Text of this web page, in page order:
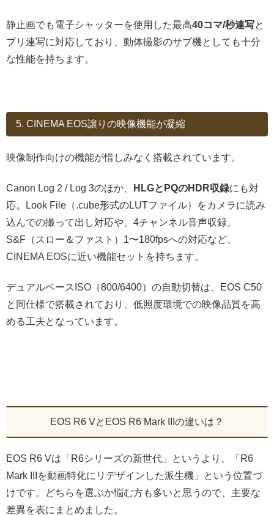
静止画でも電子シャッターを使用した最高40コマ/秒連写と
プリ連写に対応しており、動体撮影のサブ機としても十分
な性能を持ちます。
5. CINEMA EOS譲りの映像機能が凝縮
映像制作向けの機能が惜しみなく搭載されています。
Canon Log 2 / Log 3のほか、 HLGとPQのHDR収録にも対
応。Look File（.cube形式のLUTファイル）をカメラに読み
込んでの撮って出し対応や、4チャンネル音声収録、
S&F（スロー＆ファスト）1〜180fpsへの対応など、
CINEMA EOSに近い機能セットを持ちます。
デュアルベースISO（800/6400）の自動切替は、EOS C50
と同仕様で搭載されており、低照度環境での映像品質を高
める工夫となっています。
EOS R6 VとEOS R6 Mark IIIの違いは？
EOS R6 Vは「R6シリーズの新世代」というより、「R6
Mark IIIを動画特化にリデザインした派生機」という位置づ
けです。どちらを選ぶか悩む方も多いと思うので、主要な
差異を表にまとめました。